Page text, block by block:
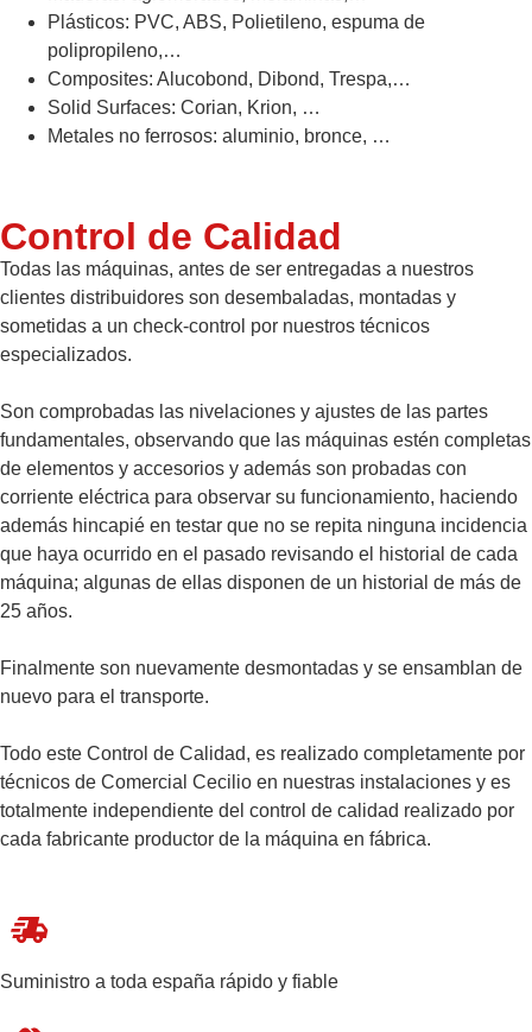
Plásticos: PVC, ABS, Polietileno, espuma de
polipropileno,…
Composites: Alucobond, Dibond, Trespa,…
Solid Surfaces: Corian, Krion, …
Metales no ferrosos: aluminio, bronce, …
Control de Calidad
Todas las máquinas, antes de ser entregadas a nuestros
clientes distribuidores son desembaladas, montadas y
sometidas a un check-control por nuestros técnicos
especializados.
Son comprobadas las nivelaciones y ajustes de las partes
fundamentales, observando que las máquinas estén completas
de elementos y accesorios y además son probadas con
corriente eléctrica para observar su funcionamiento, haciendo
además hincapié en testar que no se repita ninguna incidencia
que haya ocurrido en el pasado revisando el historial de cada
máquina; algunas de ellas disponen de un historial de más de
25 años.
Finalmente son nuevamente desmontadas y se ensamblan de
nuevo para el transporte.
Todo este Control de Calidad, es realizado completamente por
técnicos de Comercial Cecilio en nuestras instalaciones y es
totalmente independiente del control de calidad realizado por
cada fabricante productor de la máquina en fábrica.
Suministro a toda españa rápido y fiable